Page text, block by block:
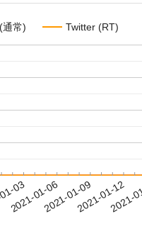
通常) Twitter (RT)
03
2021-01-062021-01-092021-01-12
2021-